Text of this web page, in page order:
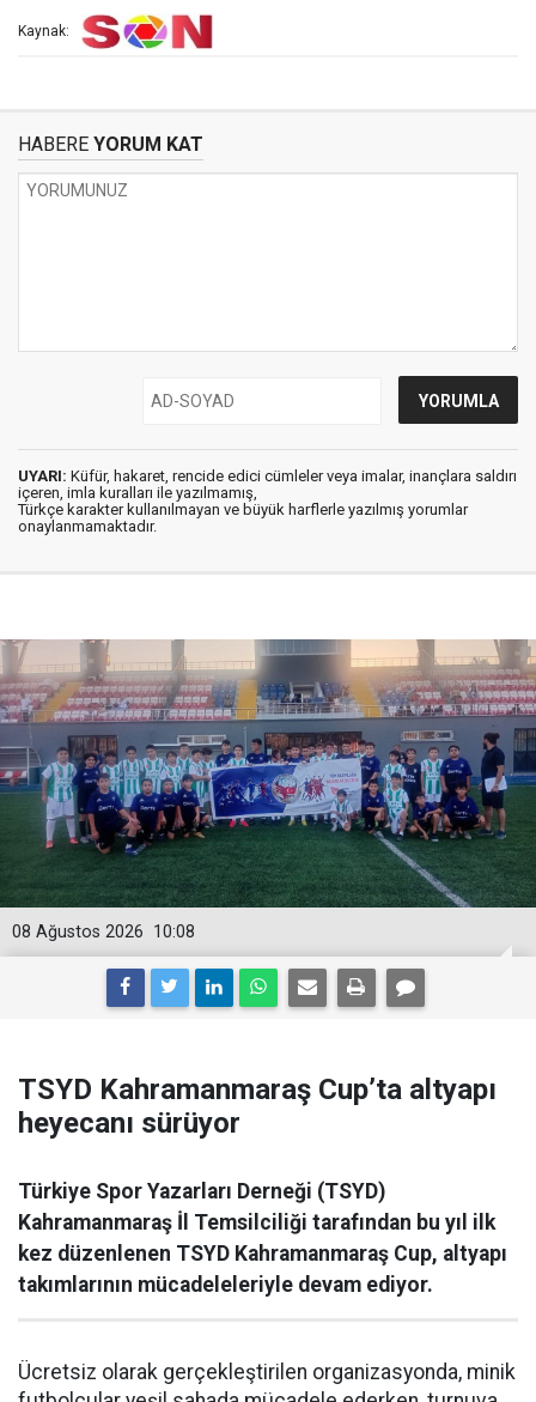
Kaynak:
HABERE YORUM KAT
UYARI: Küfür, hakaret, rencide edici cümleler veya imalar, inançlara saldırı
içeren, imla kuralları ile yazılmamış,
Türkçe karakter kullanılmayan ve büyük harflerle yazılmış yorumlar
onaylanmamaktadır.
10:08
08 Ağustos 2026
TSYD Kahramanmaraş Cup’ta altyapı
heyecanı sürüyor
Türkiye Spor Yazarları Derneği (TSYD)
Kahramanmaraş İl Temsilciliği tarafından bu yıl ilk
kez düzenlenen TSYD Kahramanmaraş Cup, altyapı
takımlarının mücadeleleriyle devam ediyor.
Ücretsiz olarak gerçekleştirilen organizasyonda, minik